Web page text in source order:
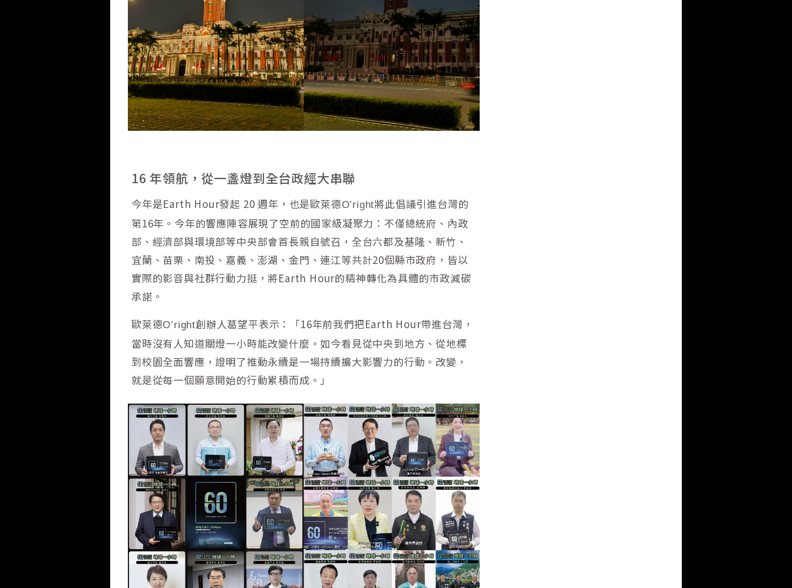
16 年領航，從一盞燈到全台政經大串聯
今年是Earth Hour發起 20 週年，也是歐萊德O’right將此倡議引進台灣的
第16年。今年的響應陣容展現了空前的國家級凝聚力：不僅總統府、內政
部、經濟部與環境部等中央部會首長親自號召，全台六都及基隆、新竹、
宜蘭、苗栗、南投、嘉義、澎湖、金門、連江等共計20個縣市政府，皆以
實際的影音與社群行動力挺，將Earth Hour的精神轉化為具體的市政減碳
承諾。
歐萊德O’right創辦人葛望平表示：「16年前我們把Earth Hour帶進台灣，
當時沒有人知道關燈一小時能改變什麼。如今看見從中央到地方、從地標
到校園全面響應，證明了推動永續是一場持續擴大影響力的行動。改變，
就是從每一個願意開始的行動累積而成。」